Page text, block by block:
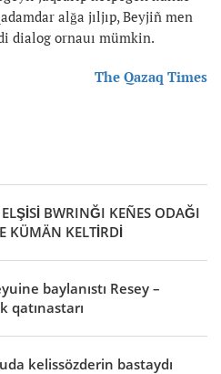
alğa jıljıp, Beyjiñ men
dialog ornauı mümkin.
The Qazaq Times
BWRINĞI KEÑES ODAĞI
KÜMÄN KELTİRDİ
baylanıstı Resey –
qatınastarı
kelissözderin bastaydı